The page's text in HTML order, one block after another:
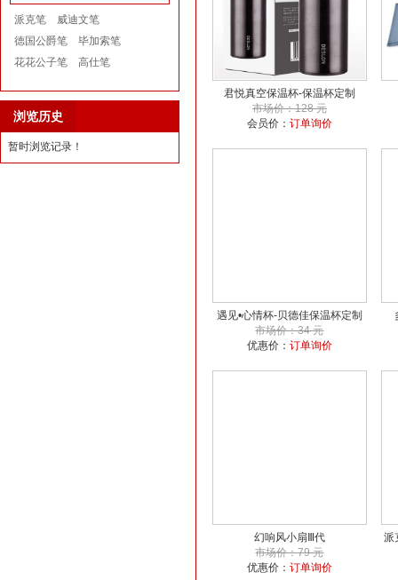
派克笔
威迪文笔
德国公爵笔
毕加索笔
花花公子笔
高仕笔
浏览历史
暂时浏览记录！
君悦真空保温杯-保温杯定制
市场价：128 元
会员价： 订单询价
遇见•心情杯-贝德佳保温杯定制
市场价：34 元
优惠价： 订单询价
幻响风小扇Ⅲ代
市场价：79 元
优惠价： 订单询价
派